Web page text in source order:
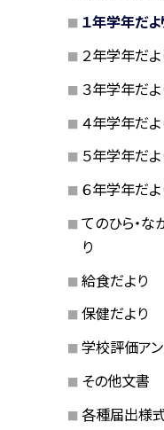
１年学年だよ
２年学年だよ
３年学年だよ
４年学年だよ
５年学年だよ
６年学年だよ
てのひら・な
り
給食だより
保健だより
学校評価ア
その他文書
各種届出様